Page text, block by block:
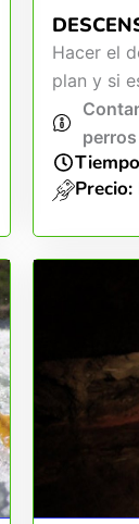
Hacer el
plan y si
perros
Precio: